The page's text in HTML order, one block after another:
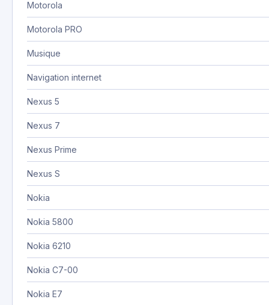
Motorola
Motorola PRO
Musique
Navigation internet
Nexus 5
Nexus 7
Nexus Prime
Nexus S
Nokia
Nokia 5800
Nokia 6210
Nokia C7-00
Nokia E7